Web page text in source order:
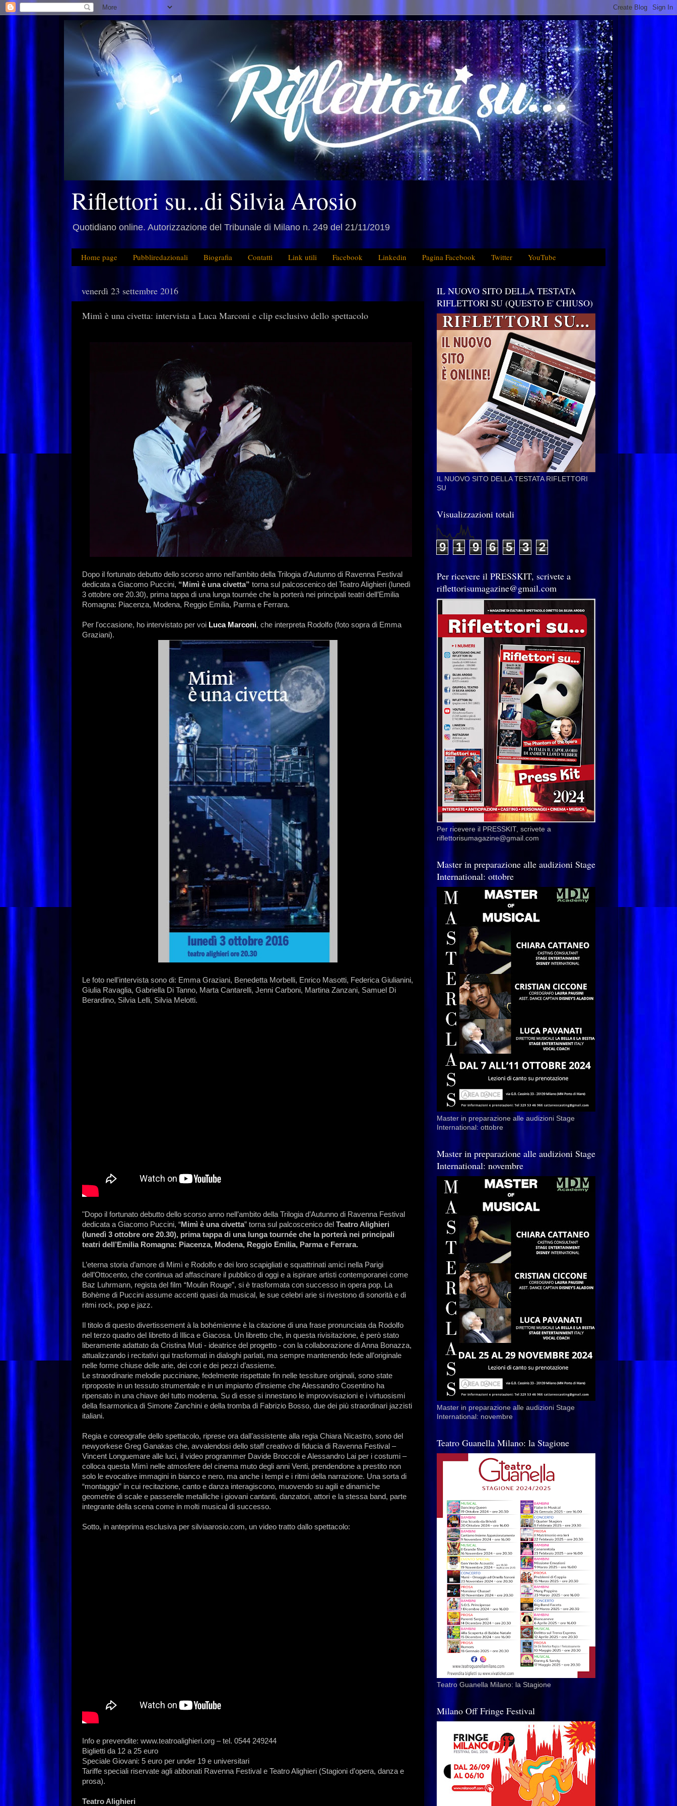
Riflettori su...di Silvia Arosio
Quotidiano online. Autorizzazione del Tribunale di Milano n. 249 del 21/11/2019
Home page Pubbliredazionali Biografia Contatti Link utili Facebook Linkedin Pagina Facebook Twitter YouTube
venerdì 23 settembre 2016
Mimì è una civetta: intervista a Luca Marconi e clip esclusivo dello spettacolo
Dopo il fortunato debutto dello scorso anno nell’ambito della Trilogia d’Autunno di Ravenna Festival
dedicata a Giacomo Puccini, “Mimì è una civetta” torna sul palcoscenico del Teatro Alighieri (lunedì
3 ottobre ore 20.30), prima tappa di una lunga tournée che la porterà nei principali teatri dell’Emilia
Romagna: Piacenza, Modena, Reggio Emilia, Parma e Ferrara.
Per l'occasione, ho intervistato per voi Luca Marconi, che interpreta Rodolfo (foto sopra di Emma
Graziani).
Le foto nell'intervista sono di: Emma Graziani, Benedetta Morbelli, Enrico Masotti, Federica Giulianini,
Giulia Ravaglia, Gabriella Di Tanno, Marta Cantarelli, Jenni Carboni, Martina Zanzani, Samuel Di
Berardino, Silvia Lelli, Silvia Melotti.
"Dopo il fortunato debutto dello scorso anno nell’ambito della Trilogia d’Autunno di Ravenna Festival
dedicata a Giacomo Puccini, “Mimì è una civetta” torna sul palcoscenico del Teatro Alighieri
(lunedì 3 ottobre ore 20.30), prima tappa di una lunga tournée che la porterà nei principali
teatri dell’Emilia Romagna: Piacenza, Modena, Reggio Emilia, Parma e Ferrara.
L’eterna storia d’amore di Mimì e Rodolfo e dei loro scapigliati e squattrinati amici nella Parigi
dell’Ottocento, che continua ad affascinare il pubblico di oggi e a ispirare artisti contemporanei come
Baz Luhrmann, regista del film “Moulin Rouge”, si è trasformata con successo in opera pop. La
Bohème di Puccini assume accenti quasi da musical, le sue celebri arie si rivestono di sonorità e di
ritmi rock, pop e jazz.
Il titolo di questo divertissement à la bohémienne è la citazione di una frase pronunciata da Rodolfo
nel terzo quadro del libretto di Illica e Giacosa. Un libretto che, in questa rivisitazione, è però stato
liberamente adattato da Cristina Muti - ideatrice del progetto - con la collaborazione di Anna Bonazza,
attualizzando i recitativi qui trasformati in dialoghi parlati, ma sempre mantenendo fede all’originale
nelle forme chiuse delle arie, dei cori e dei pezzi d’assieme.
Le straordinarie melodie pucciniane, fedelmente rispettate fin nelle tessiture originali, sono state
riproposte in un tessuto strumentale e in un impianto d’insieme che Alessandro Cosentino ha
ripensato in una chiave del tutto moderna. Su di esse si innestano le improvvisazioni e i virtuosismi
della fisarmonica di Simone Zanchini e della tromba di Fabrizio Bosso, due dei più straordinari jazzisti
italiani.
Regia e coreografie dello spettacolo, riprese ora dall’assistente alla regia Chiara Nicastro, sono del
newyorkese Greg Ganakas che, avvalendosi dello staff creativo di fiducia di Ravenna Festival –
Vincent Longuemare alle luci, il video programmer Davide Broccoli e Alessandro Lai per i costumi –
colloca questa Mimì nelle atmosfere del cinema muto degli anni Venti, prendendone a prestito non
solo le evocative immagini in bianco e nero, ma anche i tempi e i ritmi della narrazione. Una sorta di
“montaggio” in cui recitazione, canto e danza interagiscono, muovendo su agili e dinamiche
geometrie di scale e passerelle metalliche i giovani cantanti, danzatori, attori e la stessa band, parte
integrante della scena come in molti musical di successo.
Sotto, in anteprima esclusiva per silviaarosio.com, un video tratto dallo spettacolo:
Info e prevendite: www.teatroalighieri.org – tel. 0544 249244
Biglietti da 12 a 25 euro
Speciale Giovani: 5 euro per under 19 e universitari
Tariffe speciali riservate agli abbonati Ravenna Festival e Teatro Alighieri (Stagioni d’opera, danza e
prosa).
Teatro Alighieri
IL NUOVO SITO DELLA TESTATA
RIFLETTORI SU (QUESTO E' CHIUSO)
IL NUOVO SITO DELLA TESTATA RIFLETTORI
SU
Visualizzazioni totali
9 1 9 6 5 3 2
Per ricevere il PRESSKIT, scrivete a
riflettorisumagazine@gmail.com
Per ricevere il PRESSKIT, scrivete a
riflettorisumagazine@gmail.com
Master in preparazione alle audizioni Stage
International: ottobre
Master in preparazione alle audizioni Stage
International: ottobre
Master in preparazione alle audizioni Stage
International: novembre
Master in preparazione alle audizioni Stage
International: novembre
Teatro Guanella Milano: la Stagione
Teatro Guanella Milano: la Stagione
Milano Off Fringe Festival